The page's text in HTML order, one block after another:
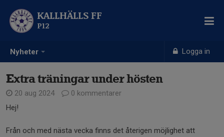
Nyheter Logga in
KALLHÄLLS FF
P12
Extra träningar under hösten
20 aug 2024
0 kommentarer
Hej!
Från och med nästa vecka finns det återigen möjlighet att